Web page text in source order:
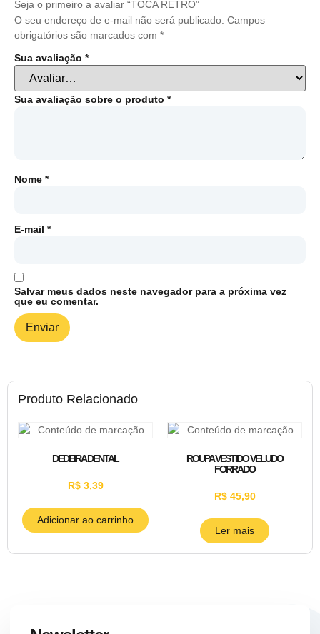
Produto Relacionado
DEDEIRA DENTAL
R$3,39
Adicionar ao carrinho
ROUPA VESTIDO VELUDO
FORRADO
R$45,90
Ler mais
Seja o primeiro a avaliar “TOCA RETRO”
O seu endereço de e-mail não será publicado. Campos
obrigatórios são marcados com *
Sua avaliação *
Sua avaliação sobre o produto *
Nome *
E-mail *
Salvar meus dados neste navegador para a próxima vez
que eu comentar.